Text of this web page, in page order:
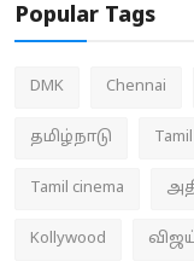
Popular Tags
DMK Chennai
தமிழ்நாடு
Tamil cinema
Kollywood